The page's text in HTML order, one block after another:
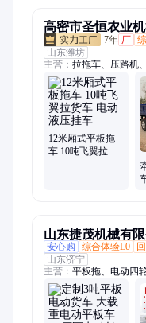
高密市圣恒农业
7年 厂
山东潍坊
主营： 拉拖车、压路机
车、挖机平板、挖机拖
向自卸、清障拖车、管
卸、拖车配件、拖拉机
卸拖车、轨道平车、全
12米厢式平板拖
车 10吨飞翼拉货
山东捷茂机械有限
安心购
综合体验L0
山东济宁
主营： 平板拖、电动四
车、电动运货车、机耕